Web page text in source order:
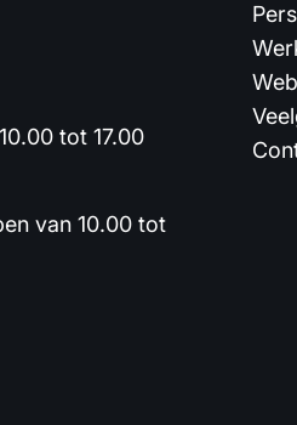
tot 17.00
van 10.00 tot
Pers